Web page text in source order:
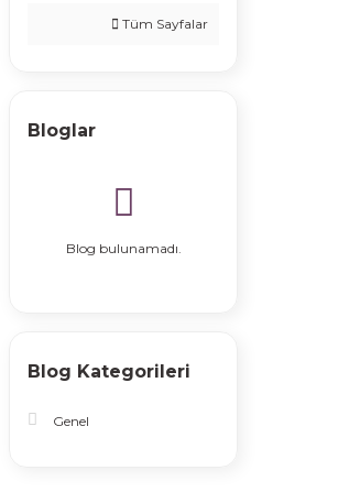
Tüm Sayfalar
Bloglar
Blog bulunamadı.
Blog Kategorileri
Genel